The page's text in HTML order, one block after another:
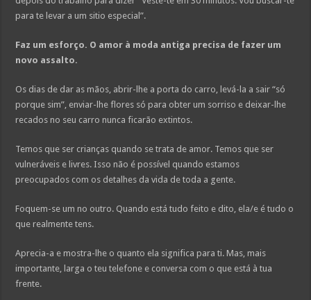
para te levar a um sitio especial”.
Faz um esforço. O amor à moda antiga precisa de fazer um
novo assalto.
Os dias de dar as mãos, abrir-lhe a porta do carro, levá-la a sair “só
porque sim”, enviar-lhe flores só para obter um sorriso e deixar-lhe
recados no seu carro nunca ficarão extintos.
Temos que ser crianças quando se trata de amor. Temos que ser
vulneráveis e livres. Isso não é possível quando estamos
preocupados com os detalhes da vida de toda a gente.
Foquem-se um no outro. Quando está tudo feito e dito, ela/e é tudo o
que realmente tens.
Aprecia-a e mostra-lhe o quanto ela significa para ti. Mas, mais
importante, larga o teu telefone e conversa com o que está à tua
frente.